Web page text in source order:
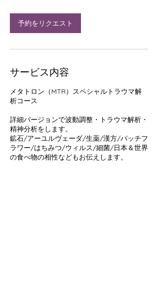
予約をリクエスト
サービス内容
メタトロン（MTR）スペシャルトラウマ解
析コース
詳細バージョンで波動調整・トラウマ解析・
精神分析をします。
鉱石/アーユルヴェーダ/生薬/漢方/パッチフ
ラワー/はちみつ/ウィルス/細菌/日本＆世界
の食べ物の相性などもお伝えします。